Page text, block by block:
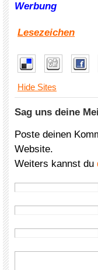
Werbung
Lesezeichen
Hide Sites
Sag uns deine
Poste deinen
Website.
Weiters kannst du